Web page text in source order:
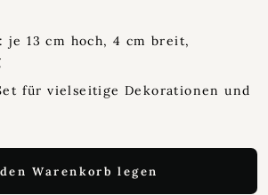
je 13 cm hoch, 4 cm breit,
für vielseitige Dekorationen und
Warenkorb legen